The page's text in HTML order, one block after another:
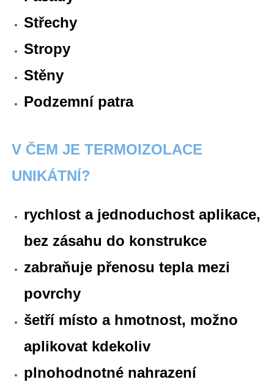
Střechy
Stropy
Stěny
Podzemní patra
V ČEM JE TERMOIZOLACE
UNIKÁTNÍ?
rychlost a jednoduchost aplikace,
bez zásahu do konstrukce
zabraňuje přenosu tepla mezi
povrchy
šetří místo a hmotnost, možno
aplikovat kdekoliv
plnohodnotné nahrazení